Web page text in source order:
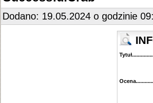
::"Interview with the Vampire" [S01E04] 720p.WEB.h264-KOGi
"Interview with the Vampire" [S01E03] 720p.WEB.h264-KOGi
::"Interview with the Vampire" [S01E01-02] 720p.WEB.H264-
Dodano: 19.05.2024 o godzinie